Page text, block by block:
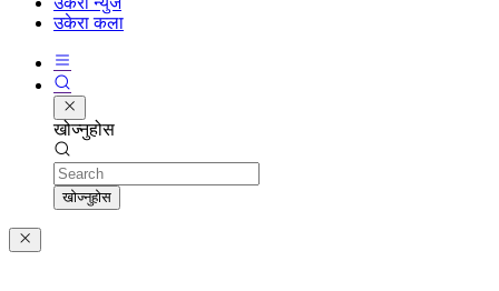
उकेरा कला
खोज्नुहोस
Search
खोज्नुहोस